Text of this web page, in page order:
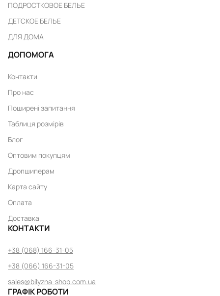
ПОДРОСТКОВОЕ БЕЛЬЕ
ДЕТСКОЕ БЕЛЬЕ
ДЛЯ ДОМА
ДОПОМОГА
Контакти
Про нас
Поширені запитання
Таблиця розмірів
Блог
Оптовим покупцям
Дропшиперам
Карта сайту
Оплата
Доставка
КОНТАКТИ
+38 (068) 166-31-05
+38 (066) 166-31-05
sales@bilyzna-shop.com.ua
ГРАФІК РОБОТИ